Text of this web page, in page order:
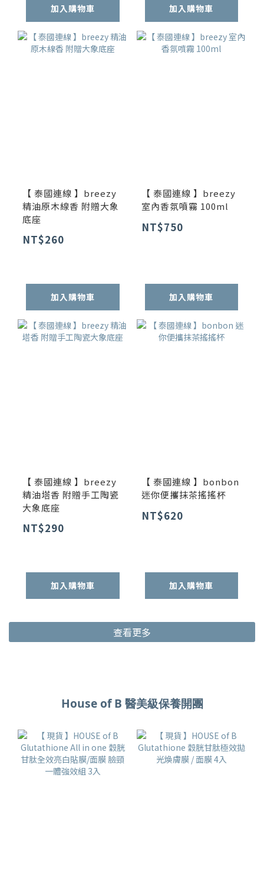
加入購物車 加入購物車
【 泰國連線 】breezy
精油原木線香 附贈大象
底座
NT$260
加入購物車
【 泰國連線 】breezy
室內香氛噴霧 100ml
NT$750
加入購物車
【 泰國連線 】breezy
精油塔香 附贈手工陶瓷
大象底座
NT$290
加入購物車
【 泰國連線 】bonbon
迷你便攜抹茶搖搖杯
NT$620
加入購物車
查看更多
House of B 醫美級保養開團